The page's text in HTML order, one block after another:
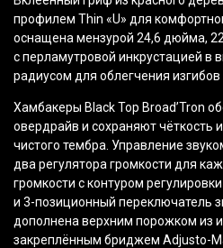
профилем Thin «U» для
оснащена мензурой 24,6 дюйма,
с перламутровой инкрустацией
радиусом для облегчения изгибов
Хамбакеры Black Top Broad’Tron
овердрайв и сохраняют чёткость
чистого тембра. Управление
два регулятора громкости для
громкости с контуром
и 3-позиционный переключатель
дополнена верхним порожком из
закреплённым бриджем Adjusto-